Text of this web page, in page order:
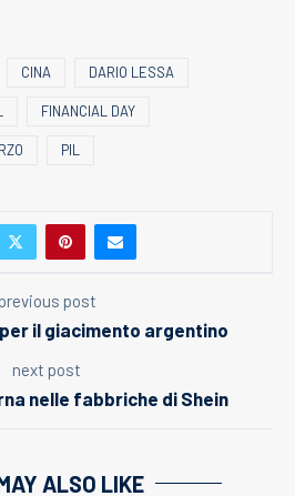
CINA DARIO LESSA
FINANCIAL DAY
PIL
previous post
il giacimento argentino
next post
nelle fabbriche di Shein
ALSO LIKE